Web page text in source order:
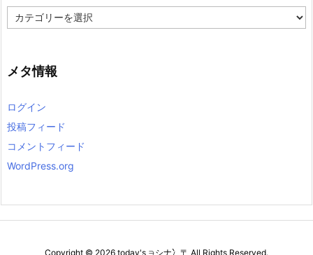
テ
ー
メタ情報
ログイン
投稿フィード
コメントフィード
WordPress.org
Copyright © 2026 today's ∋シナ冫〒 All Rights Reserved.